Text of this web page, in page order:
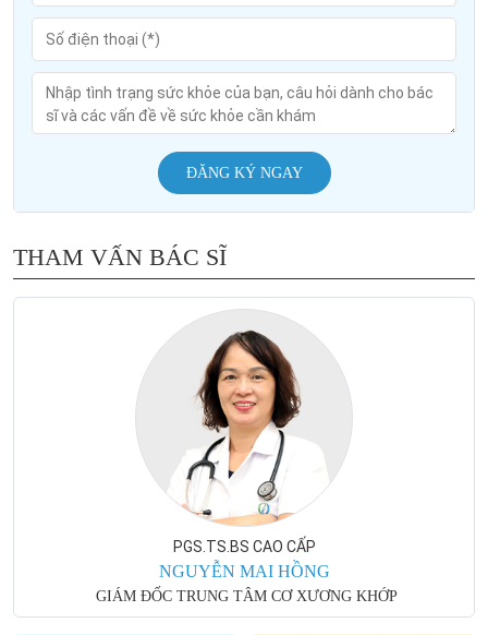
ĐĂNG KÝ NGAY
THAM VẤN BÁC SĨ
PGS.TS.BS CAO CẤP
NGUYỄN MAI HỒNG
GIÁM ĐỐC TRUNG TÂM CƠ XƯƠNG KHỚP